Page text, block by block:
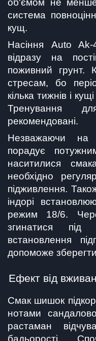
об'ємом не
система
кущ.
Насіння Auto
відразу на
поживний грунт.
стресам, бо
кілька тижнів і
Тренування
рекомендовані.
Незважаючи на
порадує
наситилися
необхідно
підживлення.
індорі
режим 18/6.
згинатися
встановлення
допоможе
Ефект від
Смак шишок
нотами
растаман
бадьорості.